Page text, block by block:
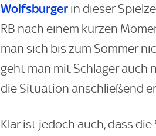
Wolfsburger in dieser
RB nach einem kurzen
man sich bis zum Sommer
geht man mit Schlager
die Situation anschließend
Klar ist jedoch auch, dass